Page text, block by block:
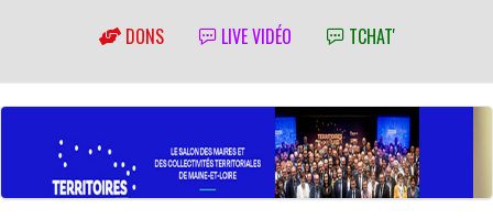
DONS LIVE VIDÉO TCHAT'